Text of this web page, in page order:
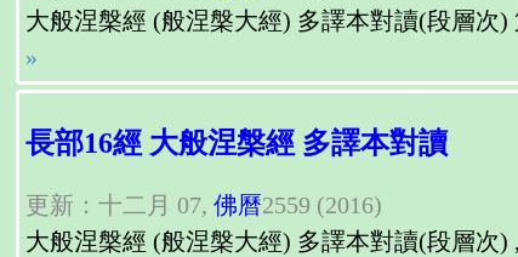
大般涅槃經 (般涅槃大經) 多譯本對讀(段層次)
»
長部16經 大般涅槃經 多譯本對讀
更新：十二月 07, 佛曆2559 (2016)
大般涅槃經 (般涅槃大經) 多譯本對讀(段層次) ,